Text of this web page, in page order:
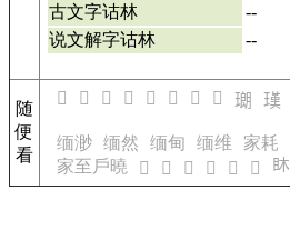
古文字诂林
--
说文解字诂林
--
随
便
看
𤨙 𤨚 𤨛 𤨜 𤨝 𤨞 𤨟 𤨠 𤨡 𤨢
缅渺 缅然 缅甸 缅维 家耗
家至戶曉
𥄜 𥄝 𥄞 𥄟 𥄠 𥄡 𥄢